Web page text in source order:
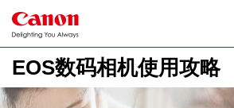
EOS数码相机使用攻略